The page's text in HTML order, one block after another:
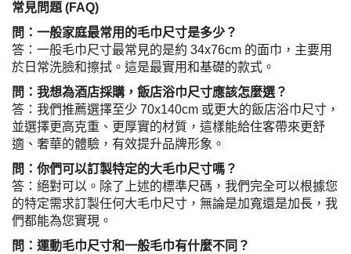
常見問題 (FAQ)
問：一般家庭最常用的毛巾尺寸是多少？
答：一般毛巾尺寸最常見的是約 34x76cm 的面巾，主要用
於日常洗臉和擦拭。這是最實用和基礎的款式。
問：我想為酒店採購，飯店浴巾尺寸應該怎麼選？
答：我們推薦選擇至少 70x140cm 或更大的飯店浴巾尺寸，
並選擇更高克重、更厚實的材質，這樣能給住客帶來更舒
適、奢華的體驗，有效提升品牌形象。
問：你們可以訂製特定的大毛巾尺寸嗎？
答：絕對可以。除了上述的標準尺碼，我們完全可以根據您
的特定需求訂製任何大毛巾尺寸，無論是加寬還是加長，我
們都能為您實現。
問：運動毛巾尺寸和一般毛巾有什麼不同？